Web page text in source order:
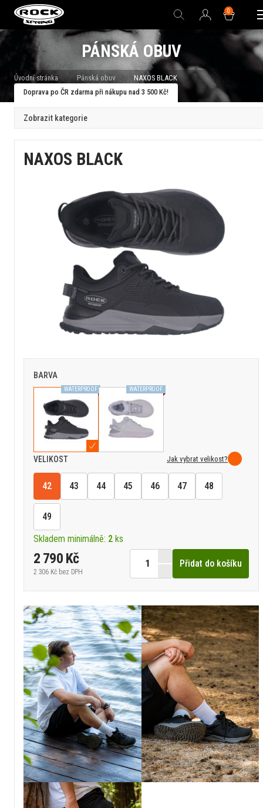
0
PÁNSKÁ OBUV
Úvodní stránka Pánská obuv
NAXOS BLACK
Doprava po ČR zdarma při nákupu nad 3 500 Kč!
NAXOS BLACK
BARVA
WATERPROOF WATERPROOF
VELIKOST Jak vybrat velikost?
42 43 44 45 46 47 48
49
Skladem minimálně: 2 ks
2 790 Kč
2 306 Kč bez DPH
Přidat do košíku
Zobrazit kategorie